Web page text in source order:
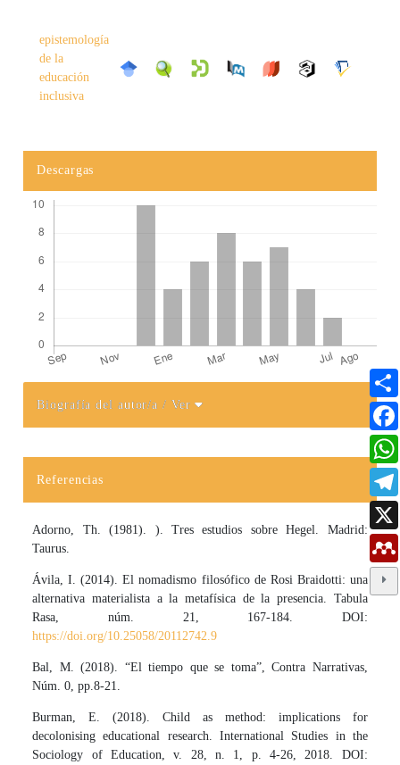
epistemología
de la
educación
inclusiva
Descargas
Biografía del autor/a/ Ver
Referencias
Adorno, Th. (1981). ). Tres estudios sobre Hegel. Madrid:
Taurus.
Ávila, I. (2014). El nomadismo filosófico de Rosi Braidotti: una
alternativa materialista a la metafísica de la presencia. Tabula
Rasa, núm. 21, 167-184. DOI:
https://doi.org/10.25058/20112742.9
Bal, M. (2018). “El tiempo que se toma”, Contra Narrativas,
Núm. 0, pp.8-21.
Burman, E. (2018). Child as method: implications for
decolonising educational research. International Studies in the
Sociology of Education, v. 28, n. 1, p. 4-26, 2018. DOI: